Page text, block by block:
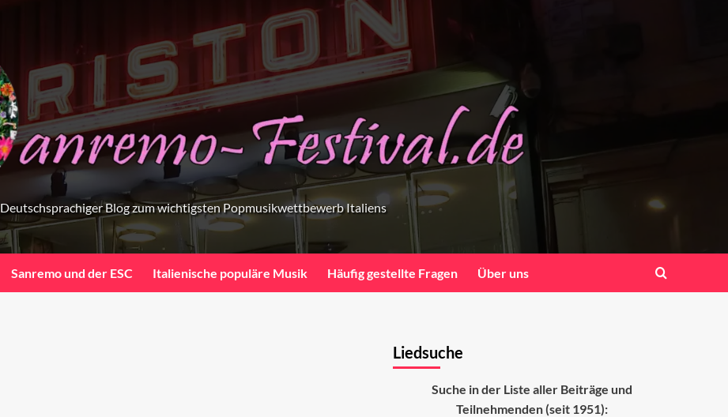
Deutschsprachiger Blog zum wichtigsten Popmusikwettbewerb Italiens
Sanremo und der ESC Italienische populäre Musik Häufig gestellte Fragen Über uns
Liedsuche
Suche in der Liste aller Beiträge und
Teilnehmenden (seit 1951):